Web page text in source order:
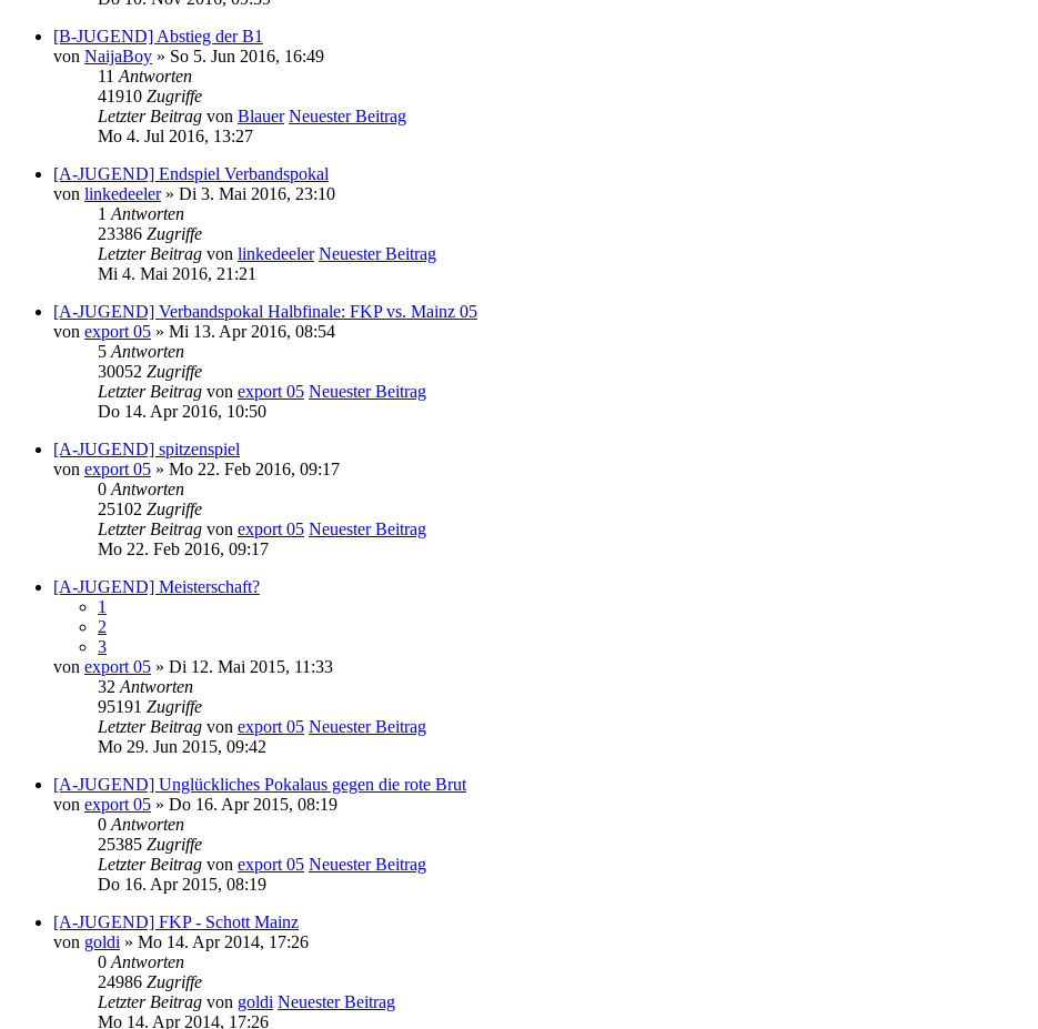
[B-JUGEND] Abstieg der B1
von NaijaBoy » So 5. Jun 2016, 16:49
11 Antworten
41910 Zugriffe
Letzter Beitrag von Blauer Neuester Beitrag
Mo 4. Jul 2016, 13:27
[A-JUGEND] Endspiel Verbandspokal
von linkedeeler» Di 3. Mai 2016, 23:10
1 Antworten
23386 Zugriffe
Letzter Beitrag von linkedeeler Neuester Beitrag
Mi 4. Mai 2016, 21:21
[A-JUGEND] Verbandspokal Halbfinale: FKP vs. Mainz 05
von export 05 » Mi 13. Apr 2016, 08:54
5 Antworten
30052 Zugriffe
Letzter Beitrag von export 05 Neuester Beitrag
Do 14. Apr 2016, 10:50
[A-JUGEND] spitzenspiel
von export 05 » Mo 22. Feb 2016, 09:17
0 Antworten
25102 Zugriffe
Letzter Beitrag von export 05 Neuester Beitrag
Mo 22. Feb 2016, 09:17
[A-JUGEND] Meisterschaft?
1
2
3
von export 05 » Di 12. Mai 2015, 11:33
32 Antworten
95191 Zugriffe
Letzter Beitrag von export 05 Neuester Beitrag
Mo 29. Jun 2015, 09:42
[A-JUGEND] Unglückliches Pokalaus gegen die rote Brut
von export 05 » Do 16. Apr 2015, 08:19
0 Antworten
25385 Zugriffe
Letzter Beitrag von export 05 Neuester Beitrag
Do 16. Apr 2015, 08:19
[A-JUGEND] FKP - Schott Mainz
von goldi » Mo 14. Apr 2014, 17:26
0 Antworten
24986 Zugriffe
Letzter Beitrag von goldi Neuester Beitrag
Mo 14. Apr 2014, 17:26